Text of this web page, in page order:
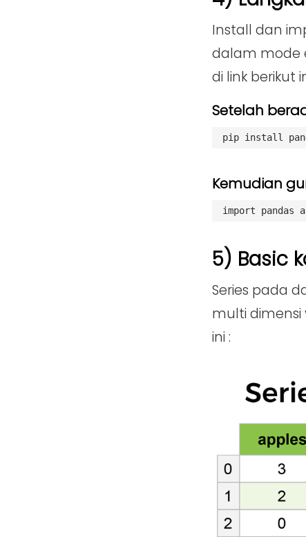
Install dan
dalam mode
di link berikut
Setelah
pip install
Kemudian
import pandas
5) Basic
Series pada
multi dimensi
ini :